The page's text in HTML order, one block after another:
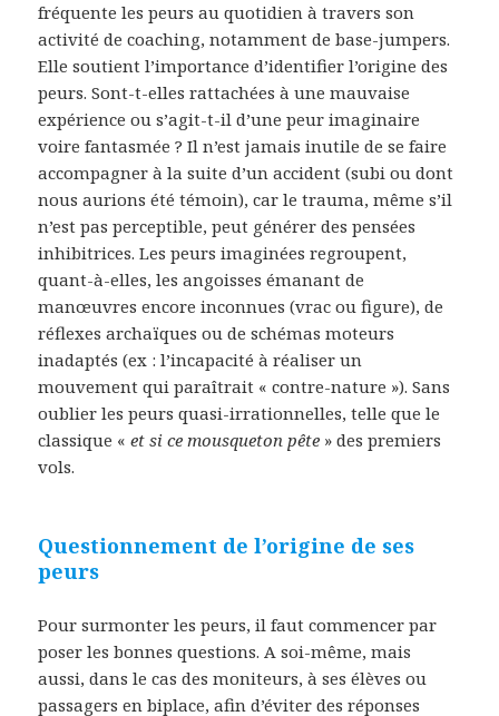
fréquente les peurs au quotidien à travers son
activité de coaching, notamment de base-jumpers.
Elle soutient l’importance d’identifier l’origine des
peurs. Sont-t-elles rattachées à une mauvaise
expérience ou s’agit-t-il d’une peur imaginaire
voire fantasmée ? Il n’est jamais inutile de se faire
accompagner à la suite d’un accident (subi ou dont
nous aurions été témoin), car le trauma, même s’il
n’est pas perceptible, peut générer des pensées
inhibitrices. Les peurs imaginées regroupent,
quant-à-elles, les angoisses émanant de
manœuvres encore inconnues (vrac ou figure), de
réflexes archaïques ou de schémas moteurs
inadaptés (ex : l’incapacité à réaliser un
mouvement qui paraîtrait « contre-nature »). Sans
oublier les peurs quasi-irrationnelles, telle que le
classique «et si ce mousqueton pête » des premiers
vols.
Questionnement de l’origine de ses
peurs
Pour surmonter les peurs, il faut commencer par
poser les bonnes questions. A soi-même, mais
aussi, dans le cas des moniteurs, à ses élèves ou
passagers en biplace, afin d’éviter des réponses